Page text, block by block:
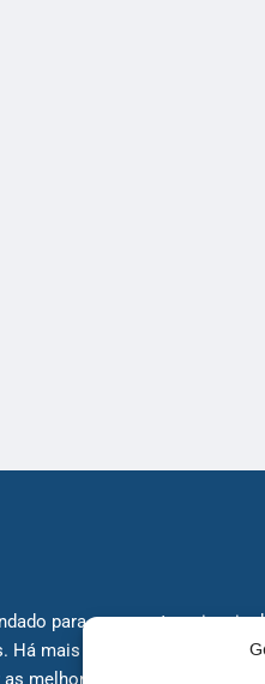
para ser uma terceira via
mais de 30 anos, o jornal
melhores notícias. Nunca